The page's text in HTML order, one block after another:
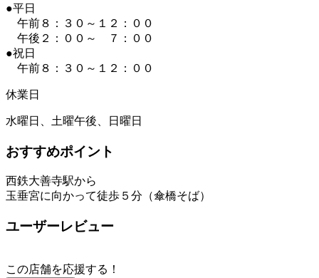
●平日
午前８：３０～１２：００
午後２：００～ ７：００
●祝日
午前８：３０～１２：００
休業日
水曜日、土曜午後、日曜日
おすすめポイント
西鉄大善寺駅から
玉垂宮に向かって徒歩５分（傘橋そば）
ユーザーレビュー
この店舗を応援する！